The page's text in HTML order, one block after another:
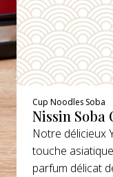
Cup Noodles Soba
Nissin Soba
Notre délicieux
touche
parfum délicat